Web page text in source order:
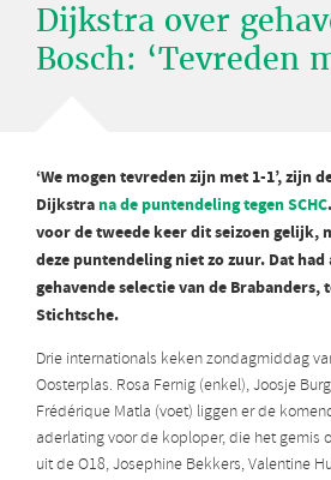
Dijkstra over
Bosch: ‘Tevreden
‘We mogen tevreden zijn met 1-1’, zijn
Dijkstrana de puntendeling tegen SCHC
voor de tweede keer dit seizoen gelijk,
deze puntendeling niet zo zuur. Dat
gehavende selectie van de Brabanders,
Stichtsche.
Drie internationals keken zondagmiddag
Oosterplas. Rosa Fernig (enkel), Joosje
Frédérique Matla (voet) liggen er de
aderlating voor de koploper, die het gemis
uit de O18, Josephine Bekkers, Valentine